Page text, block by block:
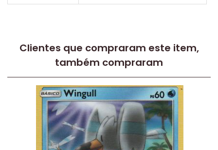
Clientes que compraram este item,
também compraram